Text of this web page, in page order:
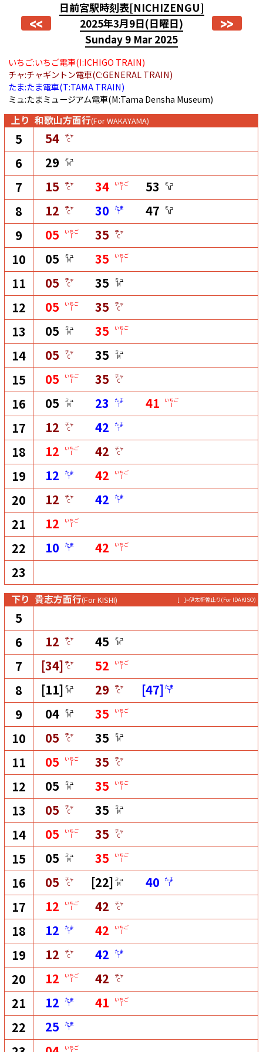
<<
日前宮駅時刻表[NICHIZENGU]
2025年3月9日(日曜日)
Sunday 9 Mar 2025
>>
いちご:いちご電車(I:ICHIGO TRAIN)
チャ:チャギントン電車(C:GENERAL TRAIN)
たま:たま電車(T:TAMA TRAIN)
ミュ:たまミュージアム電車(M:Tama Densha Museum)
上り 和歌山方面行(For WAKAYAMA)
5 54 チャ
C
6 29 ミュ
M
7 15 チャ
C 34 いちご
I 53 ミュ
M
8 12 チャ
C 30 たま
T 47 ミュ
M
9 05 いちご
I 35 チャ
C
10 05 ミュ
M 35 いちご
I
11 05 チャ
C 35 ミュ
M
12 05 いちご
I 35 チャ
C
13 05 ミュ
M 35 いちご
I
14 05 チャ
C 35 ミュ
M
15 05 いちご
I 35 チャ
C
16 05 ミュ
M 23 たま
T 41 いちご
I
17 12 チャ
C 42 たま
T
18 12 いちご
I 42 チャ
C
19 12 たま
T 42 いちご
I
20 12 チャ
C 42 たま
T
21 12 いちご
I
22 10 たま
T 42 いちご
I
23
下り 貴志方面行(For KISHI) [ ]=伊太祈曽止り(For IDAKISO)
5
6
12 チャ
C 45 ミュ
M
7 [34] チャ
C 52 いちご
I
8 [11] ミュ
M 29 チャ
C [47] たま
T
9 04 ミュ
M 35 いちご
I
10 05 チャ
C 35 ミュ
M
11 05 いちご
I 35 チャ
C
12 05 ミュ
M 35 いちご
I
13 05 チャ
C 35 ミュ
M
14 05 いちご
I 35 チャ
C
15 05 ミュ
M 35 いちご
I
16 05 チャ
C [22] ミュ
M 40 たま
T
17 12 いちご
I 42 チャ
C
18 12 たま
T 42 いちご
I
19 12 チャ
C 42 たま
T
20 12 いちご
I 42 チャ
C
21 12 たま
T 41 いちご
I
22 25 たま
T
いちご